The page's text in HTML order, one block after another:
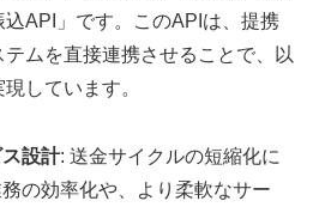
API」です。このAPIは、提携
ムを直接連携させることで、以
しています。
設計: 送金サイクルの短縮化に
の効率化や、より柔軟なサー